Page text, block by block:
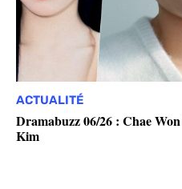
ACTUALITÉ
Dramabuzz 06/26 : Chae
Kim